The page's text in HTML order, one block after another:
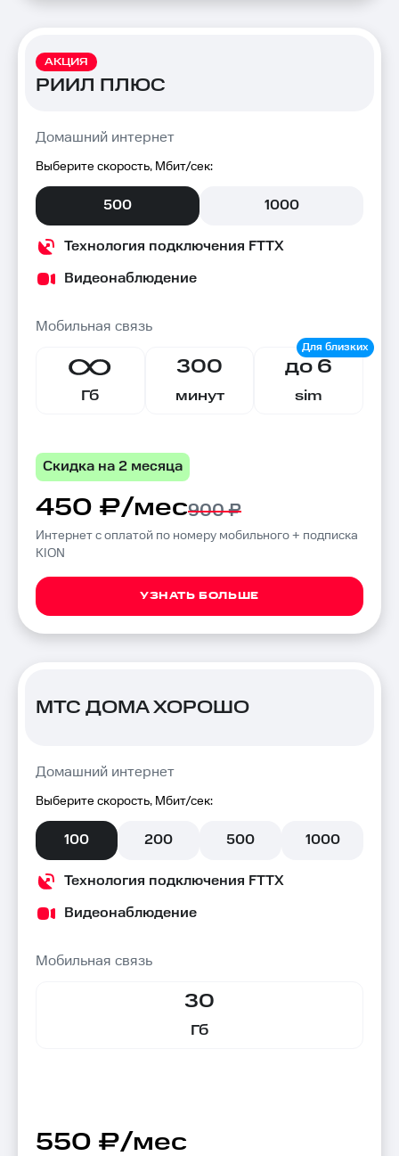
АКЦИЯ
РИИЛ ПЛЮС
Домашний интернет
Выберите скорость, Мбит/сек:
500 1000
Технология подключения FTTX
Видеонаблюдение
Мобильная связь
Гб
300
минут
до 6
sim
Скидка на 2 месяца
450 ₽/мес900 ₽
Интернет с оплатой по номеру мобильного + подписка
KION
УЗНАТЬ БОЛЬШЕ
МТС ДОМА ХОРОШО
Домашний интернет
Выберите скорость, Мбит/сек:
100 200 500 1000
Технология подключения FTTX
Видеонаблюдение
Мобильная связь
30
Гб
550 ₽/мес